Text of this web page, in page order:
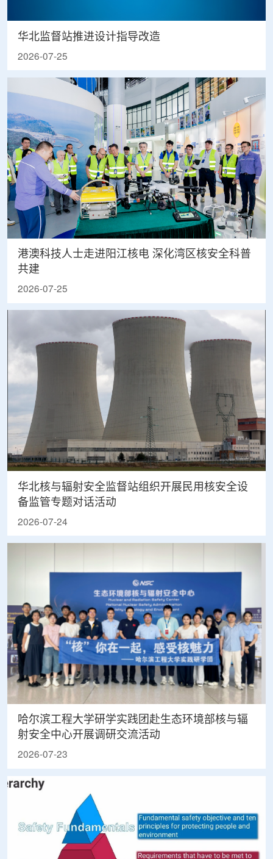
华北监督站推进设计指导改造
2026-07-25
港澳科技人士走进阳江核电 深化湾区核安全科普
共建
2026-07-25
华北核与辐射安全监督站组织开展民用核安全设
备监管专题对话活动
2026-07-24
哈尔滨工程大学研学实践团赴生态环境部核与辐
射安全中心开展调研交流活动
2026-07-23